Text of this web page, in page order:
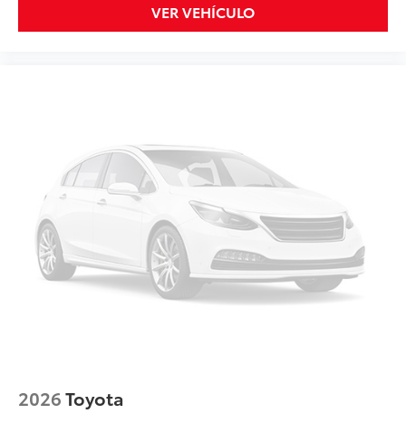
VER VEHÍCULO
2026Toyota